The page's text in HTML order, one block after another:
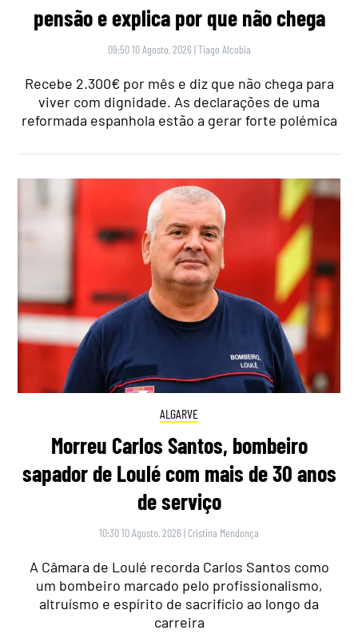
pensão e explica por que não chega
09:50 10 Agosto, 2026 |Tiago Alcobia
Recebe 2.300€ por mês e diz que não chega para
viver com dignidade. As declarações de uma
reformada espanhola estão a gerar forte polémica
ALGARVE
Morreu Carlos Santos, bombeiro
sapador de Loulé com mais de 30 anos
de serviço
10:30 10 Agosto, 2026 | Cristina Mendonça
A Câmara de Loulé recorda Carlos Santos como
um bombeiro marcado pelo profissionalismo,
altruísmo e espírito de sacrifício ao longo da
carreira